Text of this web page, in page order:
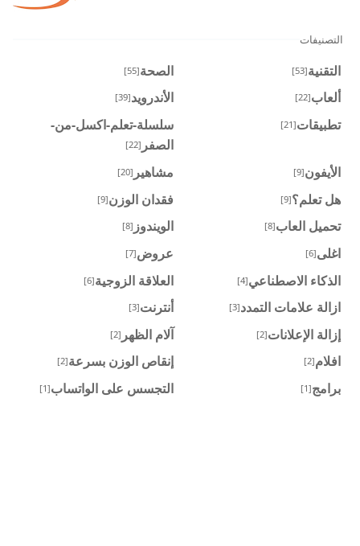
التصنيفات
الصحة[55] التقنية[53]
الأندرويد[39] ألعاب[22]
سلسلة-تعلم-اكسل-من-
الصفر [22]
تطبيقات[21]
مشاهير [20] الأيفون[9]
فقدان الوزن[9] هل تعلم؟[9]
الويندوز [8] تحميل العاب[8]
عروض[7] اغلى[6]
العلاقة الزوجية[6] الذكاء الاصطناعي[4]
أنترنت[3] ازالة علامات التمدد[3]
آلام الظهر [2] إزالة الإعلانات[2]
إنقاص الوزن بسرعة[2] افلام[2]
التجسس على الواتساب[1] برامج[1]